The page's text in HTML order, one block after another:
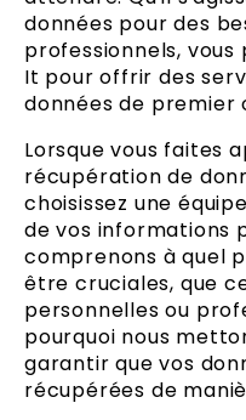
données pour des
professionnels,
It pour offrir des
données de premier
Lorsque vous faites
récupération de
choisissez une
de vos informations
comprenons à quel
être cruciales, que
personnelles ou
pourquoi nous
garantir que vos
récupérées de